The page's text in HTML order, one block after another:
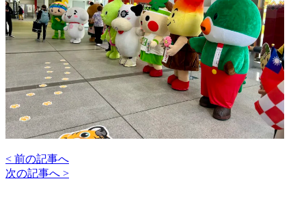
< 前の記事へ
次の記事へ >